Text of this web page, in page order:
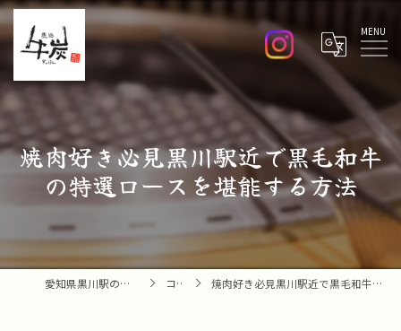
Menu
焼肉好き必見黒川駅近で黒毛和牛
の特選ロースを堪能する方法
愛知県黒川駅の焼肉なら焼肉 牛炭 コラム 焼肉好き必見黒川駅近で黒毛和牛の特選ロースを堪能する方法